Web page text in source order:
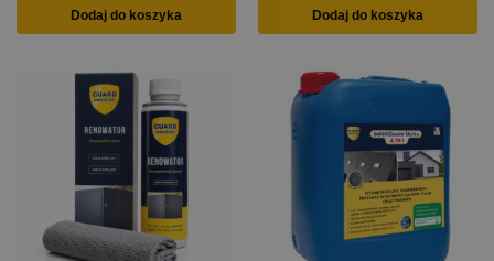
Dodaj do koszyka Dodaj do koszyka